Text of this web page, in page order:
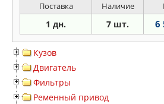
Поставка Наличие
1 дн. 7 шт. 6
Кузов
Двигатель
Фильтры
Ременный привод